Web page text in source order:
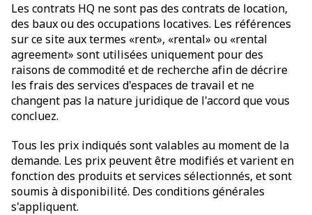
Les contrats HQ ne sont pas des contrats de location,
des baux ou des occupations locatives. Les références
sur ce site aux termes «rent», «rental» ou «rental
agreement» sont utilisées uniquement pour des
raisons de commodité et de recherche afin de décrire
les frais des services d'espaces de travail et ne
changent pas la nature juridique de l'accord que vous
concluez.
Tous les prix indiqués sont valables au moment de la
demande. Les prix peuvent être modifiés et varient en
fonction des produits et services sélectionnés, et sont
soumis à disponibilité. Des conditions générales
s'appliquent.